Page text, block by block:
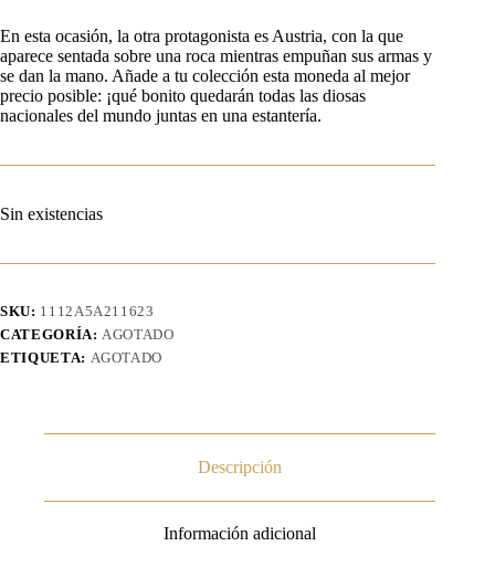
En esta ocasión, la otra protagonista es Austria, con la que
aparece sentada sobre una roca mientras empuñan sus armas y
se dan la mano. Añade a tu colección esta moneda al mejor
precio posible: ¡qué bonito quedarán todas las diosas
nacionales del mundo juntas en una estantería.
Sin existencias
SKU: 1112A5A211623
CATEGORÍA: AGOTADO
ETIQUETA: AGOTADO
Descripción
Información adicional